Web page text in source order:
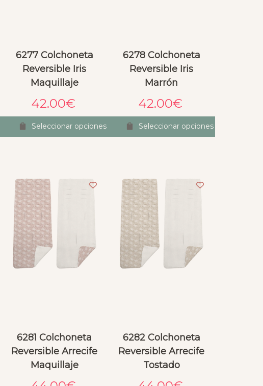
6277 Colchoneta
Reversible Iris
Maquillaje
42.00€
Seleccionar opciones
6278 Colchoneta
Reversible Iris
Marrón
42.00€
Seleccionar opciones
6281 Colchoneta
Reversible Arrecife
Maquillaje
6282 Colchoneta
Reversible Arrecife
Tostado